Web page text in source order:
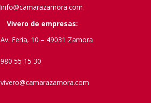
info@camarazamora.com
Vivero de empresas:
Av. Feria, 10 – 49031 Zamora
980 55 15 30
vivero@camarazamora.com